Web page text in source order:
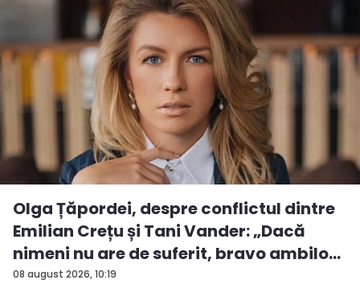
08 august 2026, 10:19
Olga Țăpordei, despre conflictul dintre
Emilian Crețu și Tani Vander: „Dacă
nimeni nu are de suferit, bravo ambilo...